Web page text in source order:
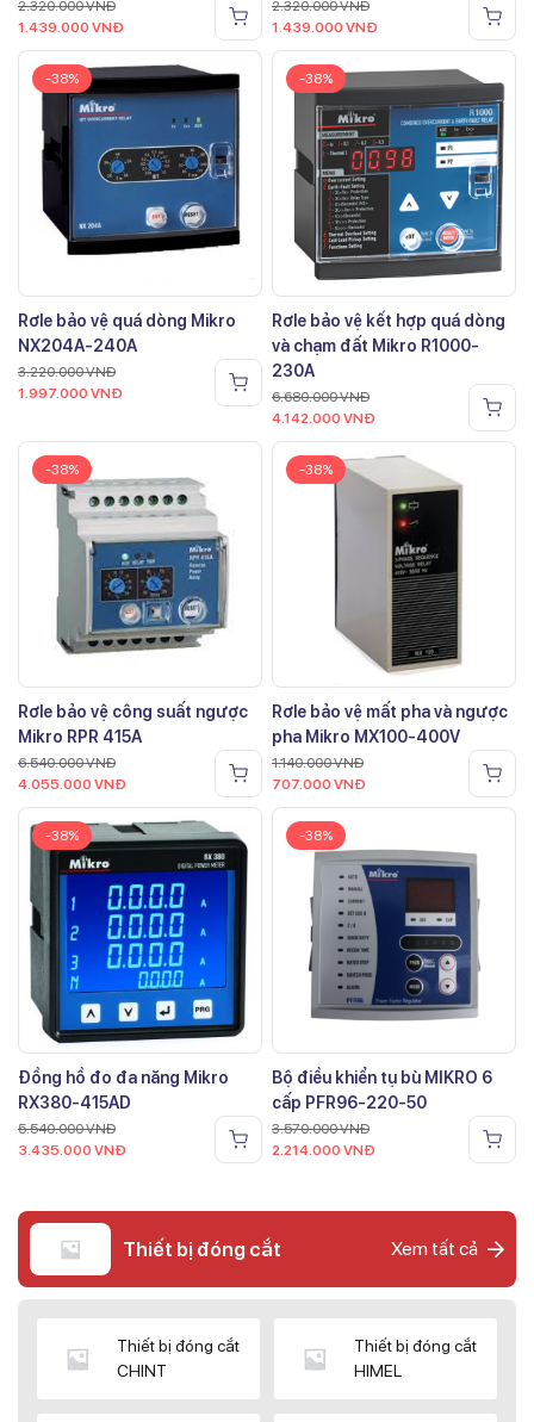
2.320.000VNĐ
1.439.000 VNĐ
2.320.000VNĐ
1.439.000 VNĐ
-38%
Rơle bảo vệ quá dòng Mikro
NX204A-240A
3.220.000VNĐ
1.997.000 VNĐ
-38%
Rơle bảo vệ kết hợp quá dòng
và chạm đất Mikro R1000-
230A
6.680.000VNĐ
4.142.000 VNĐ
-38%
Rơle bảo vệ công suất ngược
Mikro RPR 415A
6.540.000VNĐ
4.055.000 VNĐ
-38%
Rơle bảo vệ mất pha và ngược
pha Mikro MX100-400V
1.140.000VNĐ
707.000 VNĐ
-38%
Đồng hồ đo đa năng Mikro
RX380-415AD
5.540.000VNĐ
3.435.000 VNĐ
-38%
Bộ điều khiển tụ bù MIKRO 6
cấp PFR96-220-50
3.570.000VNĐ
2.214.000 VNĐ
Thiết bị đóng cắt Xem tất cả
Thiết bị đóng cắt
CHINT
Thiết bị đóng cắt
HIMEL